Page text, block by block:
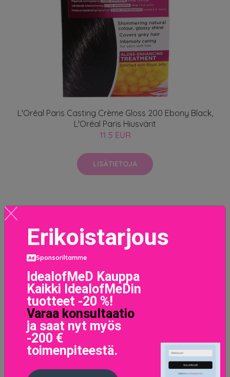
L'Oréal Paris Casting Crème Gloss 200 Ebony Black,
L'Oréal Paris Hiusvärit
11.5 EUR
LISÄTIETOJA
Erikoistarjous
Sponsoriltamme
IdealofMeD Kauppa
Kaikki IdealofMeDin
tuotteet -20 %!
Varaa konsultaatio
ja saat nyt myös
-200 €
toimenpiteestä.